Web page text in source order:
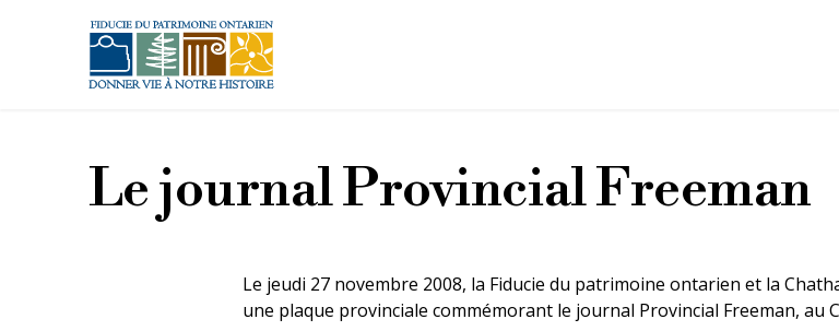
Le journal Provincial Freeman
Le jeudi 27 novembre 2008, la Fiducie du patrimoine ontarien et la
une plaque provinciale commémorant le journal Provincial Freeman, au